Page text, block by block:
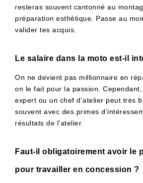
resteras souvent cantonné au
préparation esthétique. Passe au
valider tes acquis.
Le salaire dans la moto est-il
On ne devient pas millionnaire en
on le fait pour la passion.
expert ou un chef d’atelier peut très
souvent avec des primes
résultats de l’atelier.
Faut-il obligatoirement avoir le
pour travailler en concession ?